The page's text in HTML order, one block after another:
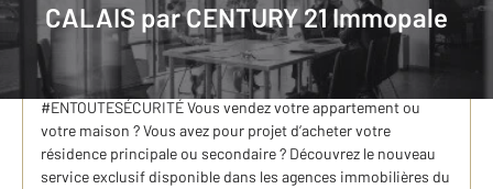
CALAIS parCENTURY 21 Immopale
DÉCOUVREZ CLÉ, LE NOUVEAU SERVICE EXCLUSIF
CENTURY 21
DÉCOUVREZ LE NOUVEAU SERVICE EXCLUSIF CENTURY 21,
CLÉ, POUR UNE VENTE OU UN ACHAT IMMOBILIER
#ENTOUTESÉCURITÉ Vous vendez votre appartement ou
votre maison ? Vous avez pour projet d’acheter votre
résidence principale ou secondaire ? Découvrez le nouveau
service exclusif disponible dans les agences immobilières du